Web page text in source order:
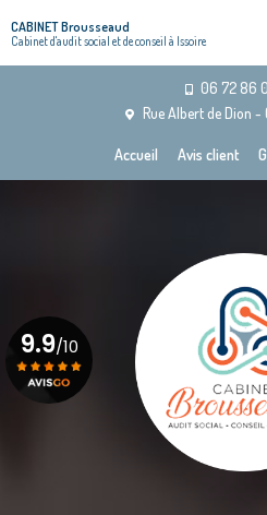
au
contenu
principal
06 72 86
Rue Albert de Dion -
Accueil
Avis client
CABINET Brousseaud
Cabinet d'audit social et de conseil à Issoire
9.9/10